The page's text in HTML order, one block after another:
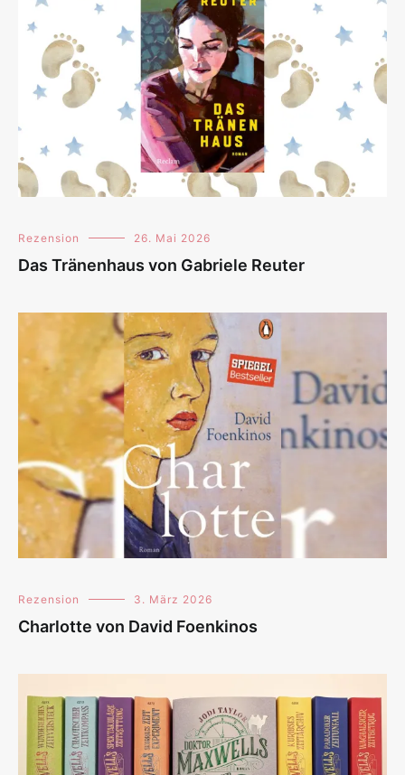
Rezension 26. Mai 2026
Das Tränenhaus von Gabriele Reuter
Rezension 3. März 2026
Charlotte von David Foenkinos